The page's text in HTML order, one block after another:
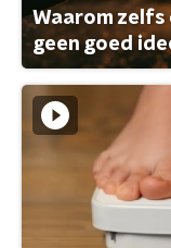
Waarom zelfs
geen goed